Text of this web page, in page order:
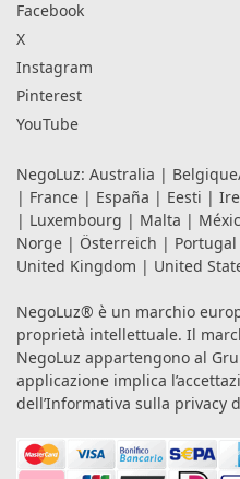
Facebook
X
Instagram
Pinterest
YouTube
NegoLuz: Australia |
| France | España | Eesti |
| Luxembourg | Malta |
Norge | Österreich | Portugal
United Kingdom | United
NegoLuz® è un marchio
proprietà intellettuale. Il
NegoLuz appartengono al
applicazione implica
dell’Informativa sulla privacy